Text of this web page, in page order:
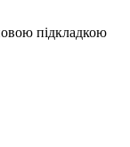
підкладкою